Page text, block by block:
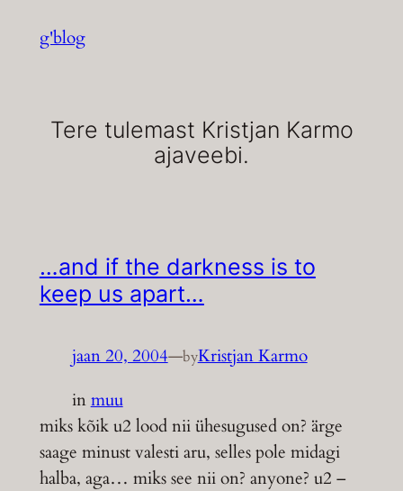
g'blog
Tere tulemast Kristjan Karmo
ajaveebi.
…and if the darkness is to
keep us apart…
jaan 20, 2004—byKristjan Karmo
inmuu
miks kõik u2 lood nii ühesugused on? ärge
saage minust valesti aru, selles pole midagi
halba, aga… miks see nii on? anyone? u2 –